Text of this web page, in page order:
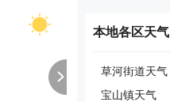
本地各区天气
草河街道天气
宝山镇天气